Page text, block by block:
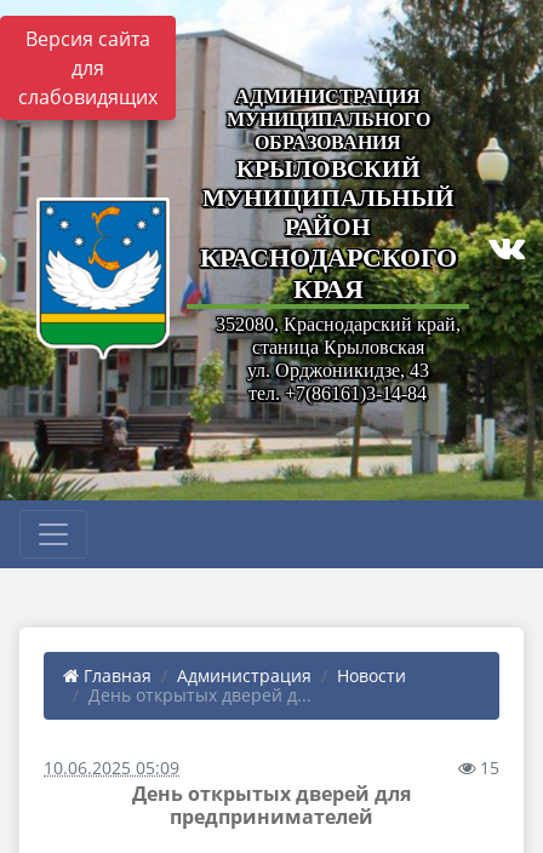
Версия сайта
для
слабовидящих
АДМИНИСТРАЦИЯ
МУНИЦИПАЛЬНОГО
ОБРАЗОВАНИЯ
КРЫЛОВСКИЙ
МУНИЦИПАЛЬНЫЙ
РАЙОН
КРАСНОДАРСКОГО
КРАЯ
352080, Краснодарский край,
станица Крыловская
ул. Орджоникидзе, 43
тел. +7(86161)3-14-84
Главная Администрация
Новости
День открытых дверей д...
10.06.2025 05:09 15
День открытых дверей для
предпринимателей